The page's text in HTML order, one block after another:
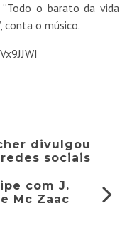
o barato da vida
conta o músico.
divulgou
sociais
com J.
Mc Zaac